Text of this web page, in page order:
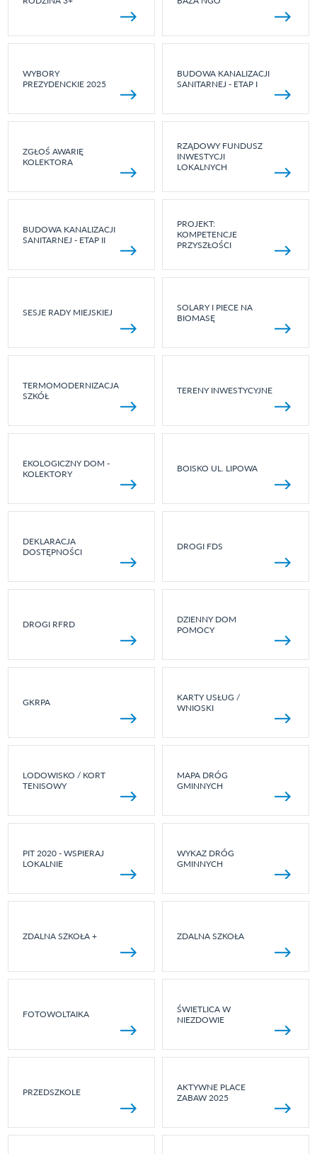
WYBORY
PREZYDENCKIE 2025
BUDOWA KANALIZACJI
SANITARNEJ - ETAP I
ZGŁOŚ AWARIĘ
KOLEKTORA
RZĄDOWY FUNDUSZ
INWESTYCJI
LOKALNYCH
BUDOWA KANALIZACJI
SANITARNEJ - ETAP II
PROJEKT:
KOMPETENCJE
PRZYSZŁOŚCI
SESJE RADY MIEJSKIEJ
SOLARY I PIECE NA
BIOMASĘ
TERMOMODERNIZACJA
SZKÓŁ
TERENY INWESTYCYJNE
EKOLOGICZNY DOM -
KOLEKTORY
BOISKO UL. LIPOWA
DEKLARACJA
DOSTĘPNOŚCI
DROGI FDS
DROGI RFRD
DZIENNY DOM
POMOCY
GKRPA
KARTY USŁUG /
WNIOSKI
LODOWISKO / KORT
TENISOWY
MAPA DRÓG
GMINNYCH
PIT 2020 - WSPIERAJ
LOKALNIE
WYKAZ DRÓG
GMINNYCH
ZDALNA SZKOŁA + ZDALNA SZKOŁA
FOTOWOLTAIKA
ŚWIETLICA W
NIEZDOWIE
PRZEDSZKOLE
AKTYWNE PLACE
ZABAW 2025